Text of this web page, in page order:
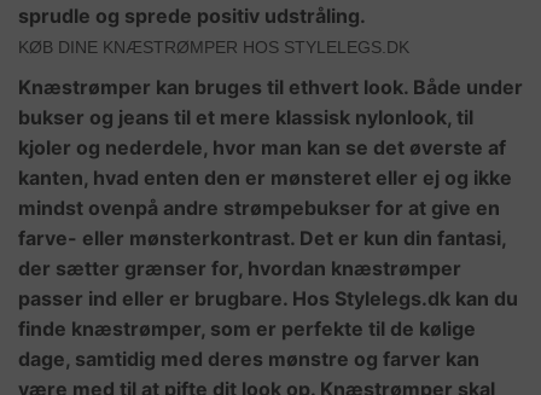
sprudle og sprede positiv udstråling.
KØB DINE KNÆSTRØMPER HOS STYLELEGS.DK
Knæstrømper kan bruges til ethvert look. Både under
bukser og jeans til et mere klassisk nylonlook, til
kjoler og nederdele, hvor man kan se det øverste af
kanten, hvad enten den er mønsteret eller ej og ikke
mindst ovenpå andre strømpebukser for at give en
farve- eller mønsterkontrast. Det er kun din fantasi,
der sætter grænser for, hvordan knæstrømper
passer ind eller er brugbare. Hos Stylelegs.dk kan du
finde knæstrømper, som er perfekte til de kølige
dage, samtidig med deres mønstre og farver kan
være med til at pifte dit look op. Knæstrømper skal